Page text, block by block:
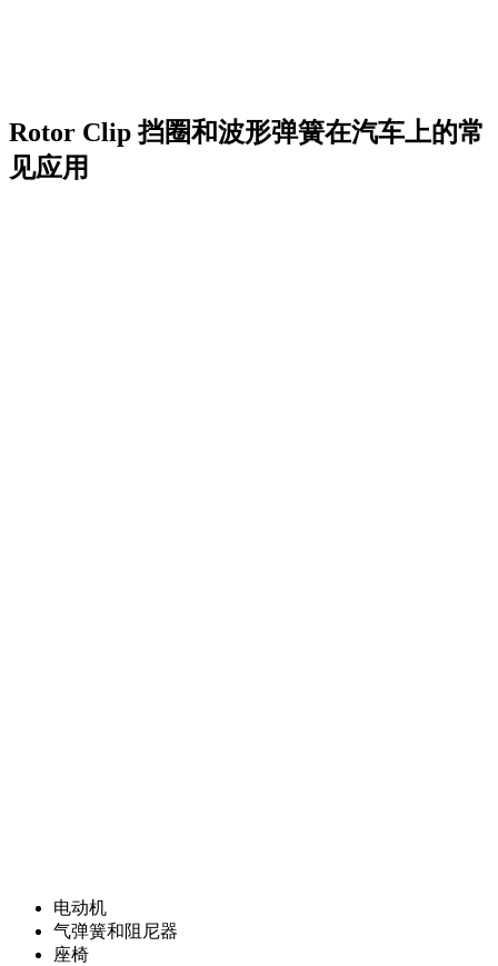
Rotor Clip 挡圈和波形弹簧在汽车上的常
见应用
电动机
气弹簧和阻尼器
座椅